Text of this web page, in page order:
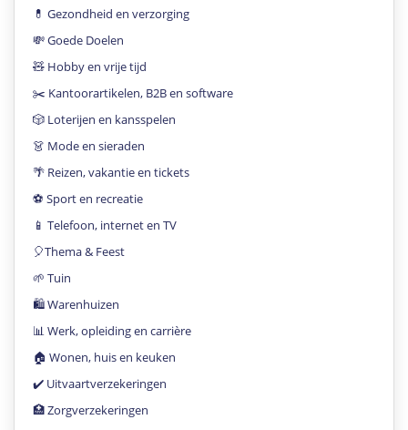
💊 Gezondheid en verzorging
💸 Goede Doelen
🧸 Hobby en vrije tijd
✂️ Kantoorartikelen, B2B en software
🎲 Loterijen en kansspelen
👗 Mode en sieraden
🌴 Reizen, vakantie en tickets
⚽️ Sport en recreatie
📱 Telefoon, internet en TV
🎈Thema & Feest
🌱 Tuin
🛍 Warenhuizen
📊 Werk, opleiding en carrière
🏠 Wonen, huis en keuken
✔️ Uitvaartverzekeringen
🏥 Zorgverzekeringen